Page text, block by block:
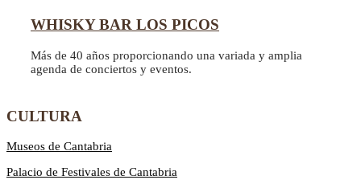
WHISKY BAR LOS PICOS
Más de 40 años proporcionando una variada y amplia
agenda de conciertos y eventos.
CULTURA
Museos de Cantabria
Palacio de Festivales de Cantabria